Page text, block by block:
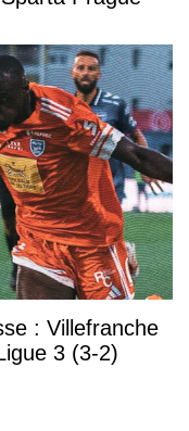
: Villefranche
3 (3-2)